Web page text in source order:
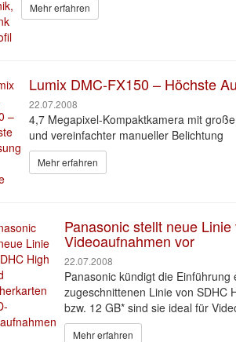
Mehr erfahren
Lumix DMC-FX150 – Höchste
22.07.2008
4,7 Megapixel-Kompaktkamera mit
und vereinfachter manueller Belichtung
Mehr erfahren
Panasonic stellt neue
Videoaufnahmen vor
22.07.2008
Panasonic kündigt die
zugeschnittenen Linie von SDHC
bzw. 12 GB* sind sie ideal für
Mehr erfahren